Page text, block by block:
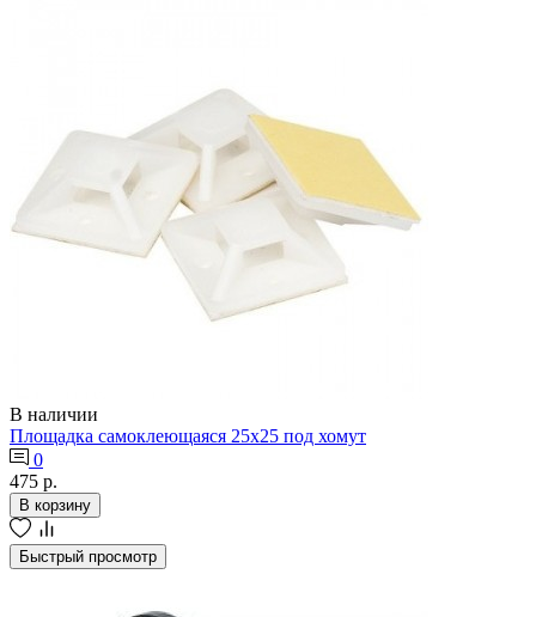
В наличии
Площадка самоклеющаяся 25х25 под хомут
0
475 р.
В корзину
Быстрый просмотр